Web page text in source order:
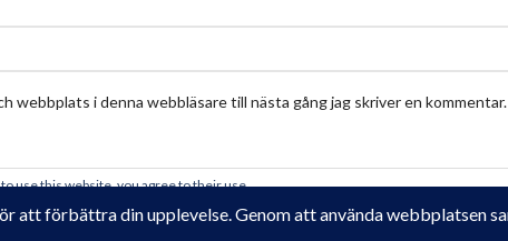
webbplats i denna webbläsare till nästa gång jag skriver en kommentar.
use this website, you agree to their use.
Cookie-policy